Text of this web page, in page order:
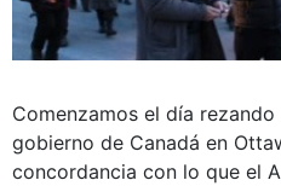
Comenzamos el día
gobierno de Canadá en
concordancia con lo que el